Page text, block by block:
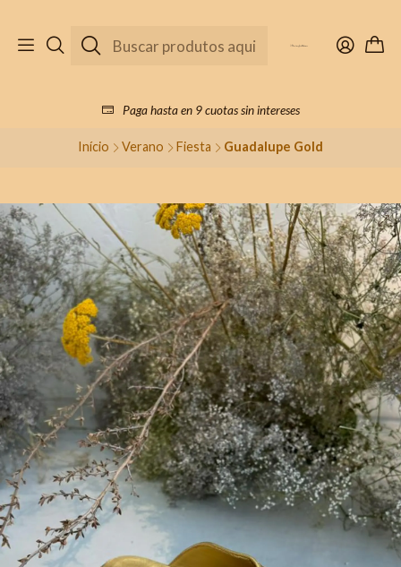
Paga hasta en 9 cuotas sin intereses
Início Verano Fiesta Guadalupe Gold